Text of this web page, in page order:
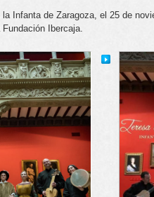
Infanta de Zaragoza, el 25 de
Ibercaja.